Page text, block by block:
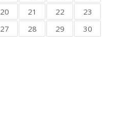
20 21 22
23
27 28 29
30